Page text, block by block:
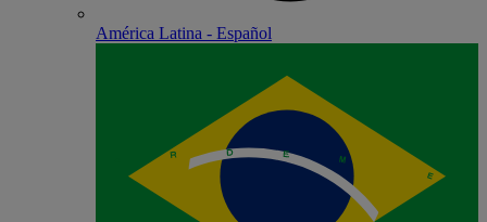
América Latina - Español